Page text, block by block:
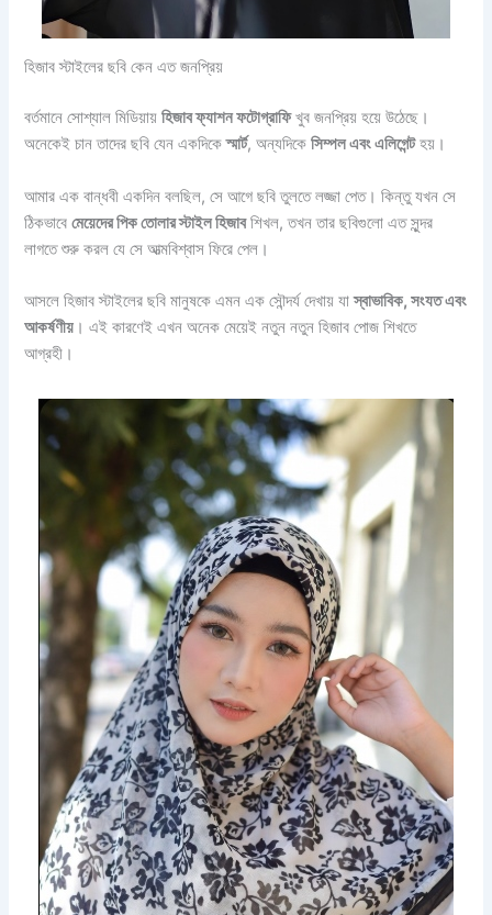
হিজাব স্টাইলের ছবি কেন এত জনপ্রিয়
বর্তমানে সোশ্যাল মিডিয়ায়হিজাব ফ্যাশন ফটোগ্রাফিখুব জনপ্রিয় হয়ে উঠেছে।
অনেকেই চান তাদের ছবি যেন একদিকেস্মার্ট, অন্যদিকেসিম্পল এবং এলিগেন্টহয়।
আমার এক বান্ধবী একদিন বলছিল, সে আগে ছবি তুলতে লজ্জা পেত। কিন্তু যখন সে
ঠিকভাবেমেয়েদের পিক তোলার স্টাইল হিজাবশিখল, তখন তার ছবিগুলো এত সুন্দর
লাগতে শুরু করল যে সে আত্মবিশ্বাস ফিরে পেল।
আসলে হিজাব স্টাইলের ছবি মানুষকে এমন এক সৌন্দর্য দেখায় যাস্বাভাবিক, সংযত এবং
আকর্ষণীয় । এই কারণেই এখন অনেক মেয়েই নতুন নতুন হিজাব পোজ শিখতে
আগ্রহী।